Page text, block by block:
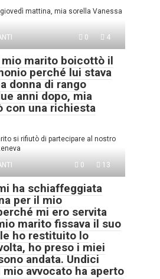
mattina, mia sorella Vanessa
0 4
mio marito boicottò il
perché lui stava
donna di rango
anni dopo, mia
con una richiesta
si rifiutò di partecipare al nostro
0 13
ha schiaffeggiata
per il mio
mi ero servita
marito fissava il suo
ho restituito lo
ho preso i miei
andata. Undici
avvocato ha aperto